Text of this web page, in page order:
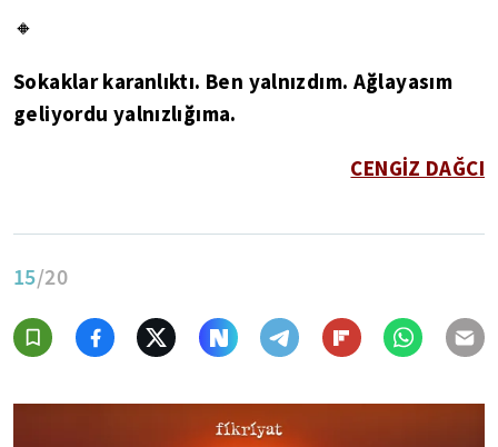
🔸
Sokaklar karanlıktı. Ben yalnızdım. Ağlayasım
geliyordu yalnızlığıma.
CENGİZ DAĞCI
15/20